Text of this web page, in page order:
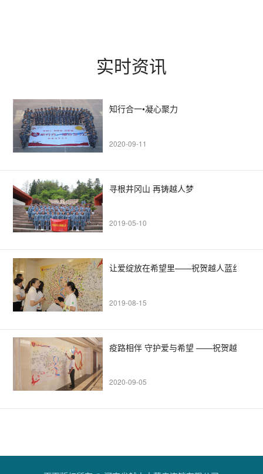
实时资讯
知行合一•凝心聚力
2020-09-11
寻根井冈山 再铸越人梦
2019-05-10
让爱绽放在希望里——祝贺越人蓝丝带爱
2019-08-15
疫路相伴 守护爱与希望 ——祝贺越人蓝丝
2020-09-05